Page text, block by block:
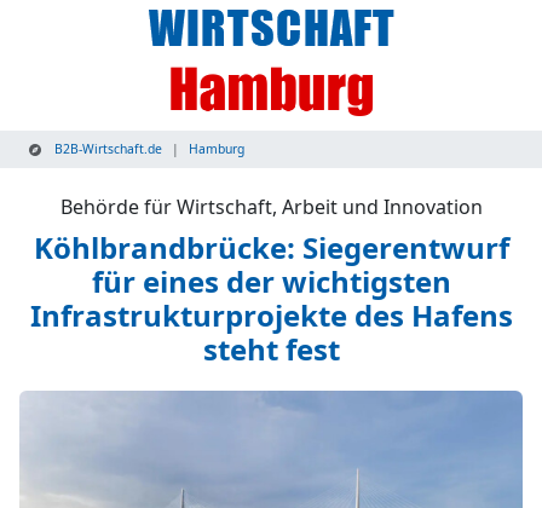
B2B-Wirtschaft.de Hamburg
Behörde für Wirtschaft, Arbeit und Innovation
Köhlbrandbrücke: Siegerentwurf
für eines der wichtigsten
Infrastrukturprojekte des Hafens
steht fest